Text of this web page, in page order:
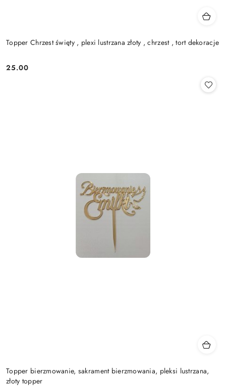
Topper Chrzest święty , plexi lustrzana złoty , chrzest , tort dekoracje
Cena:
25.00
Topper bierzmowanie, sakrament bierzmowania, pleksi lustrzana,
złoty topper